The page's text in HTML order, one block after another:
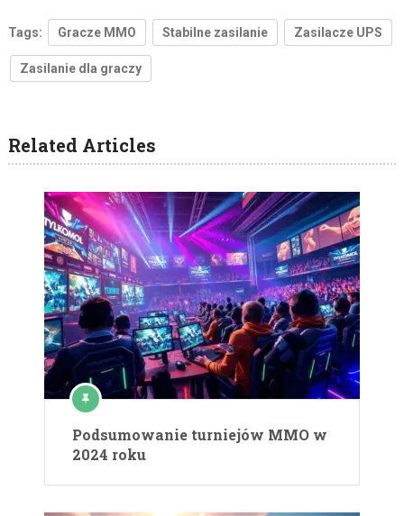
Tags: Gracze MMO Stabilne zasilanie Zasilacze UPS
Zasilanie dla graczy
Related Articles
Podsumowanie turniejów MMO w
2024 roku